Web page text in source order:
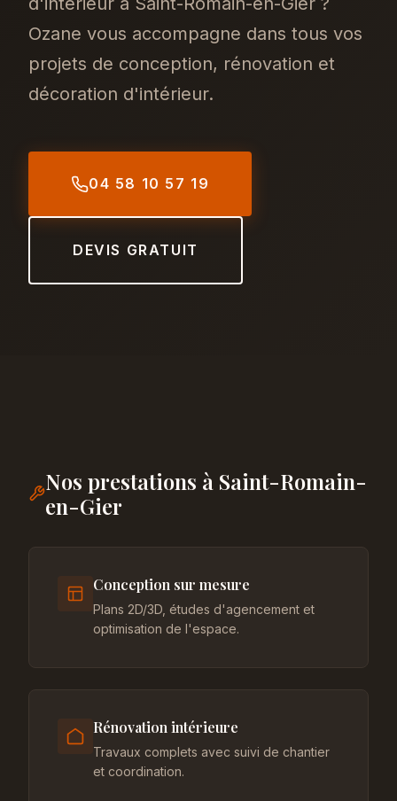
Ozane vous accompagne dans tous vos
projets de conception, rénovation et
décoration d'intérieur.
04 58 10 57 19
DEVIS GRATUIT
Nos prestations à Saint-Romain-
en-Gier
Conception sur mesure
Plans 2D/3D, études d'agencement et
optimisation de l'espace.
Rénovation intérieure
Travaux complets avec suivi de chantier
et coordination.